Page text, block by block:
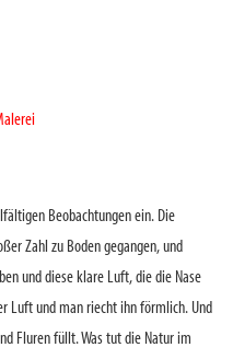
Beobachtungen ein. Die
Zahl zu Boden gegangen, und
und diese klare Luft, die die Nase
Luft und man riecht ihn förmlich. Und
Fluren füllt. Was tut die Natur im